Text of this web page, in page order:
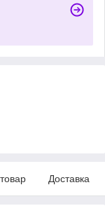
Доставка